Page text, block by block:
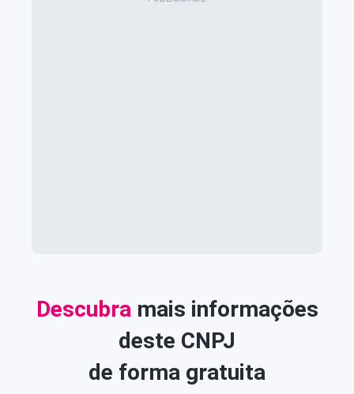
Descubramais informações
deste CNPJ
de forma gratuita